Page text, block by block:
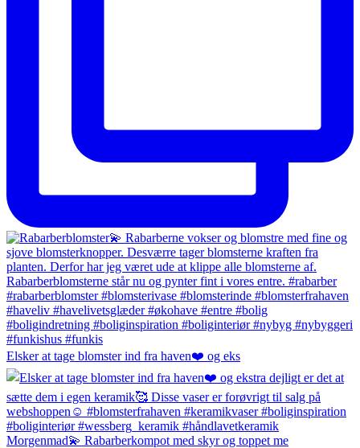
Elsker at tage blomster ind fra haven❤️ og eks
Morgenmad💫 Rabarberkompot med skyr og toppet me